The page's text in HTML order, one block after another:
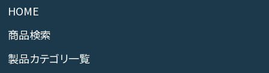
HOME
商品検索
製品カテゴリ一覧